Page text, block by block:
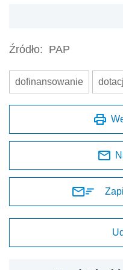
Źródło: PAP
dofinansowanie